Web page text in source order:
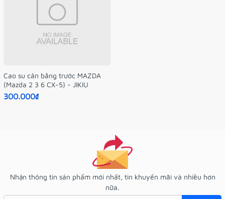
Cao su cân bằng trước MAZDA
(Mazda 2 3 6 CX-5) - JIKIU
300.000₫
Nhận thông tin sản phẩm mới nhất, tin khuyến mãi và nhiều hơn
nữa.